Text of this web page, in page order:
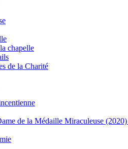
chapelle
de la Charité
de la Médaille Miraculeuse